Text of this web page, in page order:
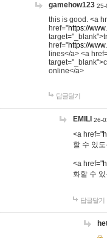
gamehow123 25-
this is good. <a
href="https://
href="https://
lines</a> <a
online</a>
답글달기
EMILI 26-
<a href="
할 수 있
<a href="
화할 수
답글달기